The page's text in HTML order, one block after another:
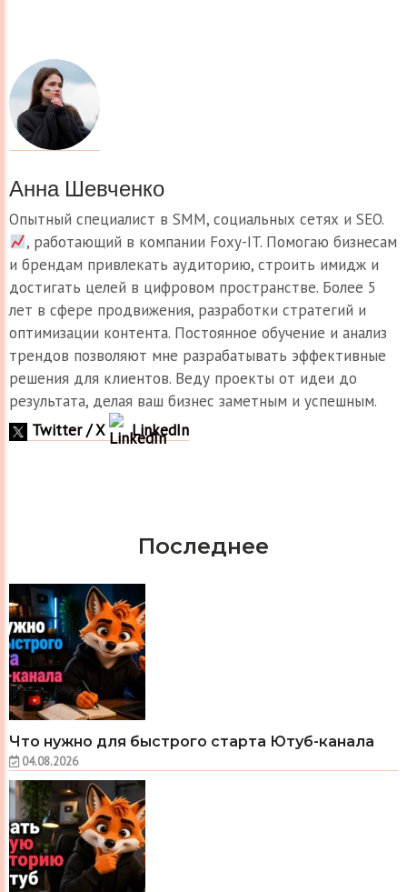
Анна Шевченко
Опытный специалист в SMM, социальных сетях и SEO.
, работающий в компании Foxy-IT. Помогаю бизнесам
и брендам привлекать аудиторию, строить имидж и
достигать целей в цифровом пространстве. Более 5
лет в сфере продвижения, разработки стратегий и
оптимизации контента. Постоянное обучение и анализ
трендов позволяют мне разрабатывать эффективные
решения для клиентов. Веду проекты от идеи до
результата, делая ваш бизнес заметным и успешным.
Twitter / X
LinkedIn
Последнее
Что нужно для быстрого старта Ютуб-канала
04.08.2026